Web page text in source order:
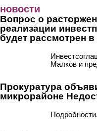
новости
Вопрос о
реализации
будет рассмотрен в
Малков и
Прокуратура
микрорайоне
Подробности.